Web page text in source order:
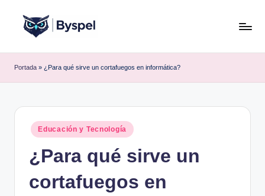
contenido
y
s
p
Portada » ¿Para qué sirve un cortafuegos en informática?
Publicado
en
Educación y Tecnología
¿Para qué sirve un
cortafuegos en